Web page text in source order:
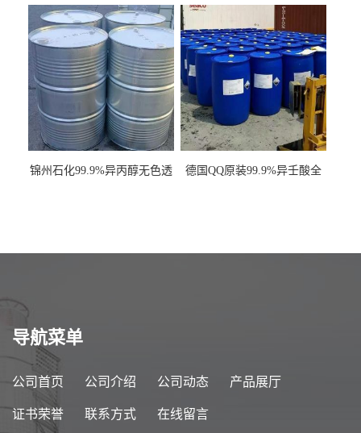
锦州石化99.9%异丙醇无色透
德国QQ原装99.9%异壬酸全
导航菜单
公司首页 公司介绍 公司动态 产品展厅
证书荣誉 联系方式 在线留言